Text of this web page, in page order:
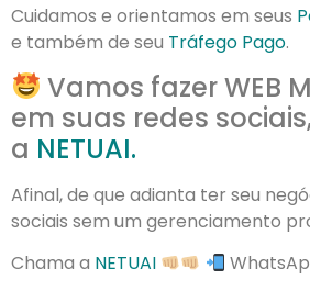
Cuidamos e orientamos em seus
e também de seu Tráfego Pago.
Vamos fazer WEB
em suas redes
a NETUAI.
Afinal, de que adianta ter seu
sociais sem um gerenciamento
Chama a NETUAI